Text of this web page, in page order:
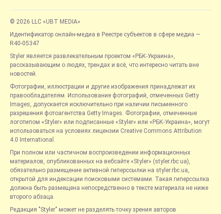
© 2026 LLC «UBT MEDIA»
Идентификатор онлайн-медиа в Реестре субъектов в сфере медиа —
R40-05347
Styler является развлекательным проектом «РБК-Украина»,
рассказывающим о людях, трендах и всё, что интересно читать вне
новостей.
Фотографии, иллюстрации и другие изображения принадлежат их
правообладателям. Использование фотографий, отмеченных Getty
Images, допускается исключительно при наличии письменного
разрешения фотоагентства Getty Images. Фотографии, отмеченные
логотипом «Styler» или подписанные «Styler» или «РБК-Украина», могут
использоваться на условиях лицензии Creative Commons Attribution
4.0 International.
При полном или частичном воспроизведении информационных
материалов, опубликованных на вебсайте «Styler» (styler.rbc.ua),
обязательно размещение активной гиперссылки на styler.rbc.ua,
открытой для индексации поисковыми системами. Такая гиперссылка
должна быть размещена непосредственно в тексте материала не ниже
второго абзаца.
Редакция "Styler" может не разделять точку зрения авторов